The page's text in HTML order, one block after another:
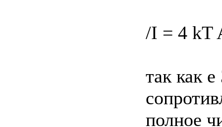
/I = 4 kT
так как
полное